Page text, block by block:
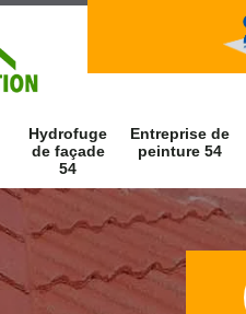
Hydrofuge
de façade
54
Entreprise de
peinture 54